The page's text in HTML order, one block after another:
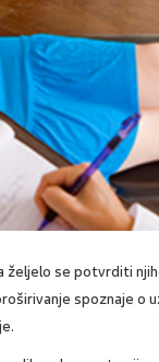
željelo se potvrditi
spoznaje o